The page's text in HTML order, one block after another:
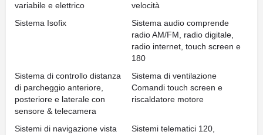
variabile e elettrico
velocità
Sistema Isofix
Sistema audio comprende
radio AM/FM, radio digitale,
radio internet, touch screen e
180
Sistema di controllo distanza
di parcheggio anteriore,
posteriore e laterale con
sensore & telecamera
Sistema di ventilazione
Comandi touch screen e
riscaldatore motore
Sistemi di navigazione vista
Sistemi telematici 120,